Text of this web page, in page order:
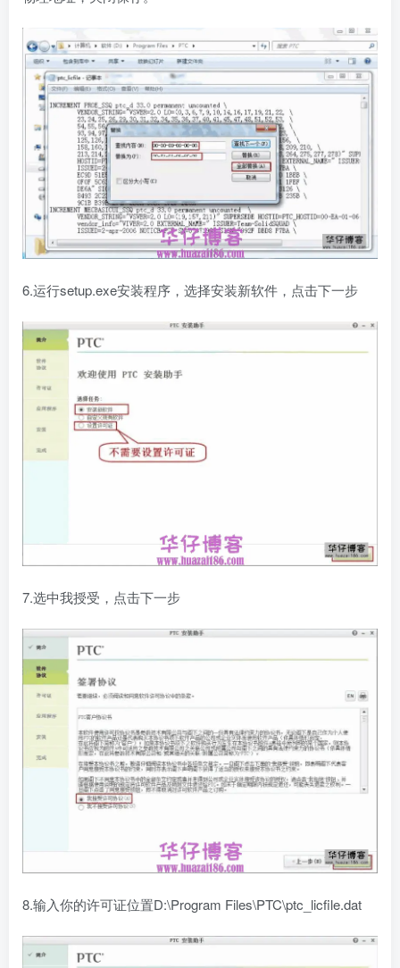
6.运行setup.exe安装程序，选择安装新软件，点击下一步
7.选中我授受，点击下一步
8.输入你的许可证位置D:\Program Files\PTC\ptc_licfile.dat